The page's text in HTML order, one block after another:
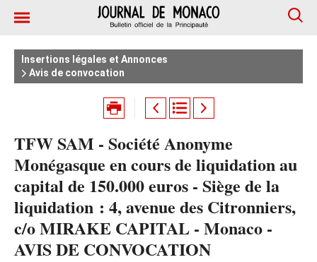
Insertions légales et Annonces
Avis de convocation
TFW SAM - Société Anonyme
Monégasque en cours de liquidation au
capital de 150.000 euros - Siège de la
liquidation : 4, avenue des Citronniers,
c/o MIRAKE CAPITAL - Monaco -
AVIS DE CONVOCATION